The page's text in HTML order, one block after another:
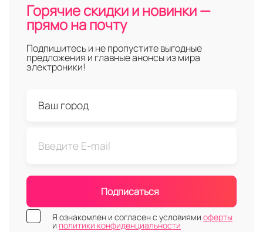
Горячие скидки и новинки —
прямо на почту
Подпишитесь и не пропустите выгодные
предложения и главные анонсы из мира
электроники!
Подписаться
Я ознакомлен и согласен с условиями оферты
и политики конфиденциальности